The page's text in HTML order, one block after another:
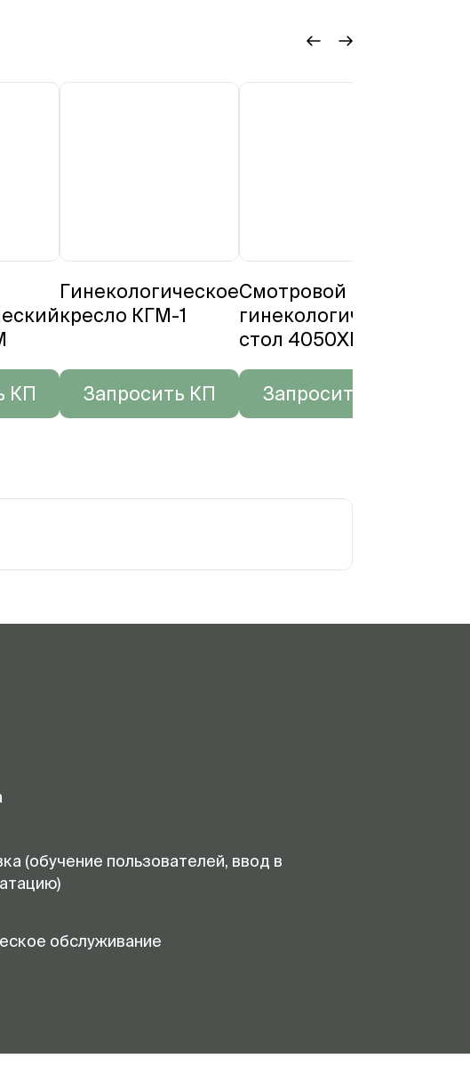
КП
Гинекологическое
кресло КГМ-1
Запросить КП
Смотровой
гинекологический
стол 4050XF
Запросить КП
(обучение пользователей, ввод в
обслуживание